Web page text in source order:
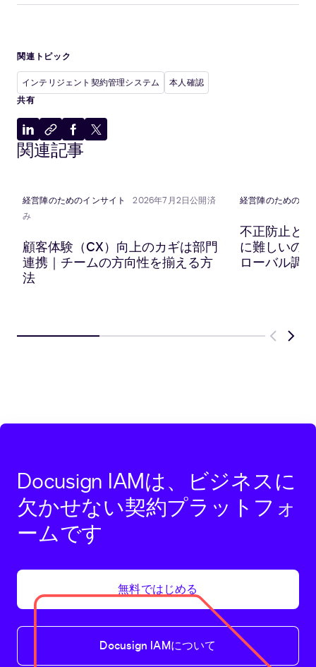
関連トピック
インテリジェント契約管理システム
本人確認
共有
LinkedIn
に
ク
リ
ボ
に
コ
Facebook
に
X
関連記事
経営陣のためのインサイト
2026年7月2日公開済
み
顧客体験（CX）向上のカギは部門
連携｜チームの方向性を揃える方
法
経営陣のためのイ
不正防止と
に難しいの
ローバル調
Previous
Next
Docusign IAMは、ビジネスに
欠かせない契約プラットフォ
ームです
無料ではじめる
Docusign IAMについて